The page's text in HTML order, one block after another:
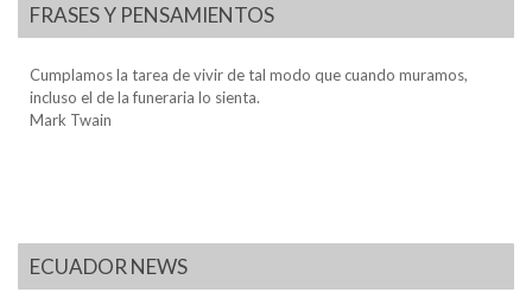
FRASES Y PENSAMIENTOS
Cumplamos la tarea de vivir de tal modo que cuando muramos,
incluso el de la funeraria lo sienta.
Mark Twain
ECUADOR NEWS